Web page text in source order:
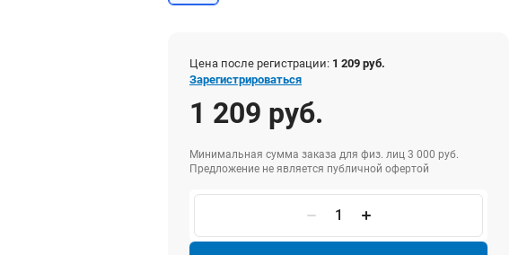
Электростроительное оборудование
Генераторы
Мотопомпы
Виброплиты
Строительные материалы
Арматура
Цена после регистрации: 1 209 руб.
Зарегистрироваться
1 209 руб.
Минимальная сумма заказа для физ. лиц 3 000 руб.
Предложение не является публичной офертой